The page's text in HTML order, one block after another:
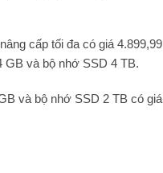
cấp tối đa có giá 4.899,99
GB và bộ nhớ SSD 4 TB.
và bộ nhớ SSD 2 TB có giá